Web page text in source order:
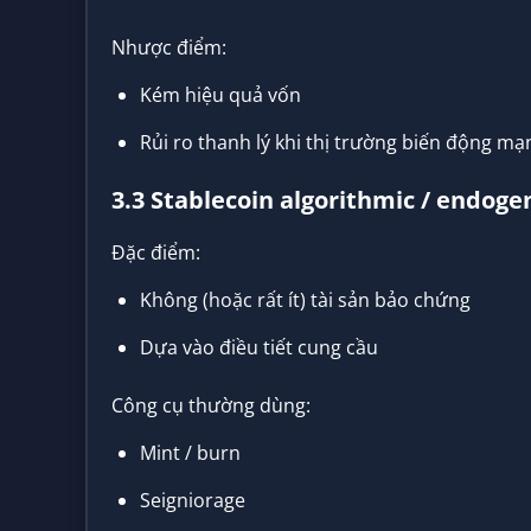
Nhược điểm:
Kém hiệu quả vốn
Rủi ro thanh lý khi thị trường biến động
3.3 Stablecoin algorithmic /
Đặc điểm:
Không (hoặc rất ít) tài sản bảo chứng
Dựa vào điều tiết cung cầu
Công cụ thường dùng:
Mint / burn
Seigniorage